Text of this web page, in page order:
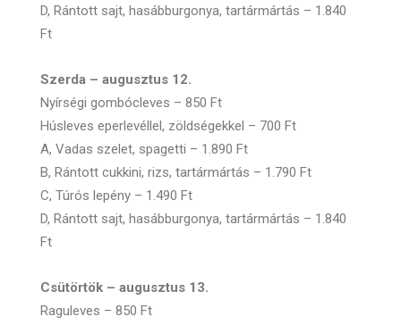
D, Rántott sajt, hasábburgonya, tartármártás – 1.840
Ft
Szerda – augusztus 12.
Nyírségi gombócleves – 850 Ft
Húsleves eperlevéllel, zöldségekkel – 700 Ft
A, Vadas szelet, spagetti – 1.890 Ft
B, Rántott cukkini, rizs, tartármártás – 1.790 Ft
C, Túrós lepény – 1.490 Ft
D, Rántott sajt, hasábburgonya, tartármártás – 1.840
Ft
Csütörtök – augusztus 13.
Raguleves – 850 Ft